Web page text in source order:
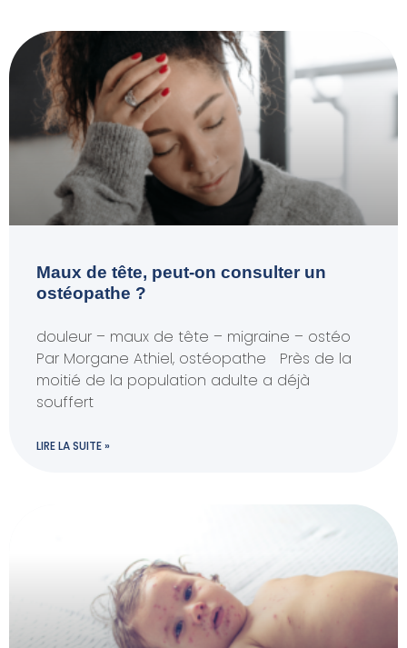
Maux de tête, peut-on consulter un
ostéopathe ?
douleur – maux de tête – migraine – ostéo
Par Morgane Athiel, ostéopathe Près de la
moitié de la population adulte a déjà
souffert
LIRE LA SUITE »